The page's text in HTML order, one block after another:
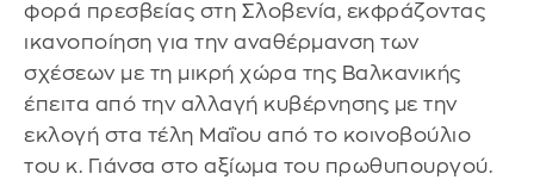
φορά πρεσβείας στη Σλοβενία, εκφράζοντας
ικανοποίηση για την αναθέρμανση των
σχέσεων με τη μικρή χώρα της Βαλκανικής
έπειτα από την αλλαγή κυβέρνησης με την
εκλογή στα τέλη Μαΐου από το κοινοβούλιο
του κ. Γιάνσα στο αξίωμα του πρωθυπουργού.